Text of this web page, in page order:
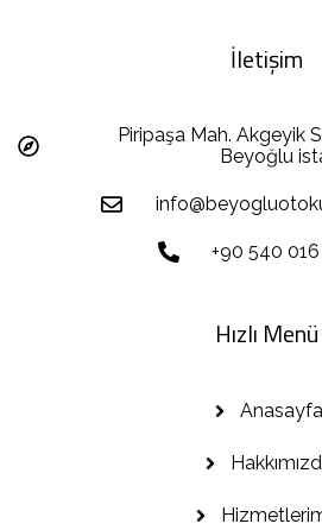
İletişim
Piripaşa Mah. Akgeyik
Beyoğlu
+90 540
Hızlı Menü
Anasayfa